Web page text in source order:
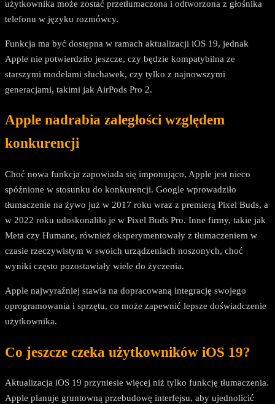
użytkownika może zostać przetłumaczona i odtworzona z głośnika
telefonu w języku rozmówcy.
Funkcja ma być dostępna w ramach aktualizacji iOS 19, jednak
Apple nie potwierdziło jeszcze, czy będzie kompatybilna ze
starszymi modelami słuchawek, czy tylko z najnowszymi
generacjami, takimi jak AirPods Pro 2.
Apple nadrabia zaległości względem
konkurencji
Choć nowa funkcja zapowiada się imponująco, Apple jest nieco
spóźnione w stosunku do konkurencji. Google wprowadziło
tłumaczenie na żywo już w 2017 roku wraz z premierą Pixel Buds, a
w 2022 roku udoskonaliło je w Pixel Buds Pro. Inne firmy, takie jak
Meta czy Humane, również eksperymentowały z tłumaczeniem w
czasie rzeczywistym w swoich urządzeniach noszonych, choć
wyniki często pozostawiały wiele do życzenia.
Apple najwyraźniej stawia na dopracowaną integrację swojego
oprogramowania i sprzętu, co może zapewnić lepsze doświadczenie
użytkownika.
Co jeszcze czeka użytkowników iOS 19?
Aktualizacja iOS 19 przyniesie więcej niż tylko funkcję tłumaczenia.
Apple planuje gruntowną przebudowę interfejsu, aby ujednolicić